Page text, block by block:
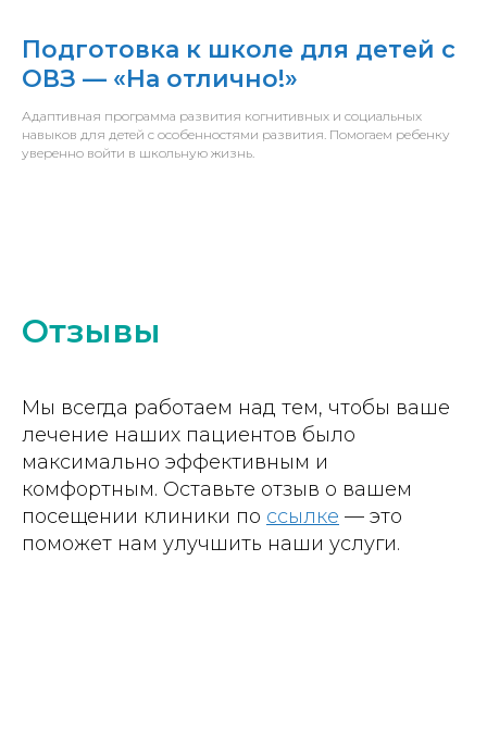
Подготовка к школе для детей с
ОВЗ — «На отлично!»
Адаптивная программа развития когнитивных и социальных
навыков для детей с особенностями развития. Помогаем ребенку
уверенно войти в школьную жизнь.
Отзывы
Мы всегда работаем над тем, чтобы ваше
лечение наших пациентов было
максимально эффективным и
комфортным. Оставьте отзыв о вашем
посещении клиники по ссылке — это
поможет нам улучшить наши услуги.